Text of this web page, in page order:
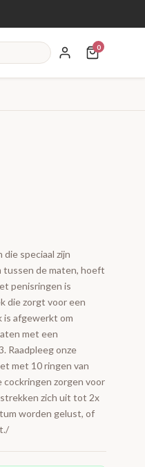
0
speciaal zijn
tussen de maten, hoeft
penisringen is
die zorgt voor een
is afgewerkt om
met een
Raadpleeg onze
met 10 ringen van
zorgen voor
zich uit tot 2x
worden gelust, of